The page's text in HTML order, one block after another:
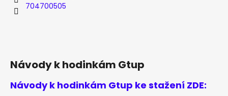
704700505
Návody k hodinkám Gtup
Návody k hodinkám Gtup ke stažení ZDE: